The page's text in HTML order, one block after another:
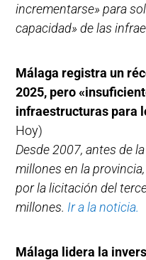
incrementarse» para
capacidad» de las
Málaga registra un
2025, pero
infraestructuras para
Hoy)
Desde 2007, antes de
millones en la
por la licitación del
millones. Ir a la noticia.
Málaga lidera la